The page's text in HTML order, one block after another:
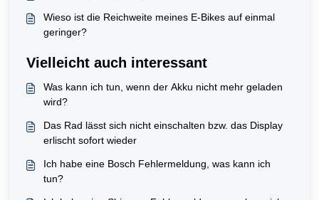
Wieso ist die Reichweite meines E-Bikes auf einmal
geringer?
Vielleicht auch interessant
Was kann ich tun, wenn der Akku nicht mehr geladen
wird?
Das Rad lässt sich nicht einschalten bzw. das Display
erlischt sofort wieder
Ich habe eine Bosch Fehlermeldung, was kann ich
tun?